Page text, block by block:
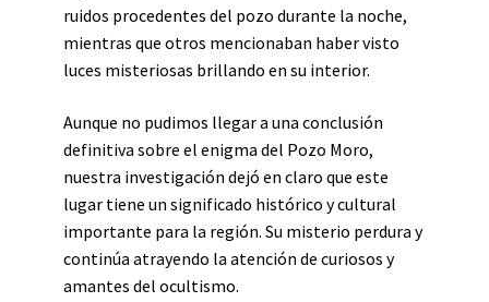
ruidos procedentes del pozo durante la noche,
mientras que otros mencionaban haber visto
luces misteriosas brillando en su interior.
Aunque no pudimos llegar a una conclusión
definitiva sobre el enigma del Pozo Moro,
nuestra investigación dejó en claro que este
lugar tiene un significado histórico y cultural
importante para la región. Su misterio perdura y
continúa atrayendo la atención de curiosos y
amantes del ocultismo.